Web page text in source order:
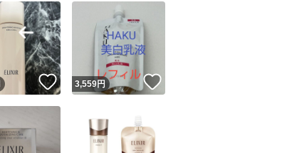
いいね！
3,559円